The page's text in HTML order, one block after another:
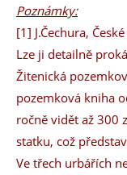
Poznámky:
[1] J.Čechura,
Lze ji detailně
Žitenická
pozemková kniha
ročně vidět až 300
statku, což
Ve třech urbářích